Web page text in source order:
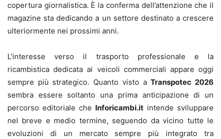
copertura giornalistica. È la conferma dell’attenzione che il
magazine sta dedicando a un settore destinato a crescere
ulteriormente nei prossimi anni.
L’interesse verso il trasporto professionale e la
ricambistica dedicata ai veicoli commerciali appare oggi
sempre più strategico. Quanto visto aTranspotec 2026
sembra essere soltanto una prima anticipazione di un
percorso editoriale che Inforicambi.it intende sviluppare
nel breve e medio termine, seguendo da vicino tutte le
evoluzioni di un mercato sempre più integrato tra